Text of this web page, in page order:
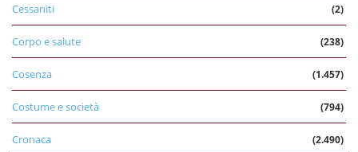
Cessaniti (2)
Corpo e salute (238)
Cosenza (1.457)
Costume e società (794)
Cronaca (2.490)